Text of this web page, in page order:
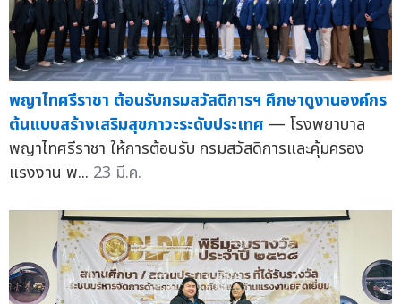
พญาไทศรีราชา ต้อนรับกรมสวัสดิการฯ ศึกษาดูงานองค์กร
ต้นแบบสร้างเสริมสุขภาวะระดับประเทศ — โรงพยาบาล
พญาไทศรีราชา ให้การต้อนรับ กรมสวัสดิการและคุ้มครอง
แรงงาน พ... 23 มี.ค.